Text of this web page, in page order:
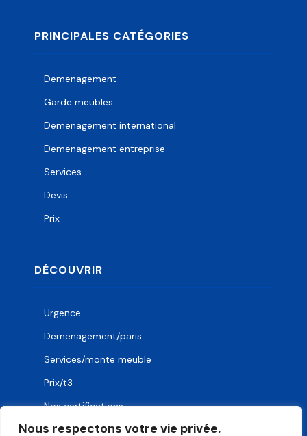
Nous respectons votre vie privée.
PRINCIPALES CATÉGORIES
Demenagement
Garde meubles
Demenagement international
Demenagement entreprise
Services
Devis
Prix
DÉCOUVRIR
Urgence
Demenagement/paris
Services/monte meuble
Prix/t3
Nos certifications
Demenagement/urgence